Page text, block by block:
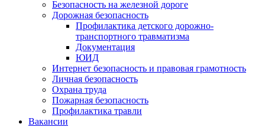
Безопасность на железной дороге
Дорожная безопасность
Профилактика детского дорожно-
транспортного травматизма
Документация
ЮИД
Интернет безопасность и правовая грамотность
Личная безопасность
Охрана труда
Пожарная безопасность
Профилактика травли
Вакансии